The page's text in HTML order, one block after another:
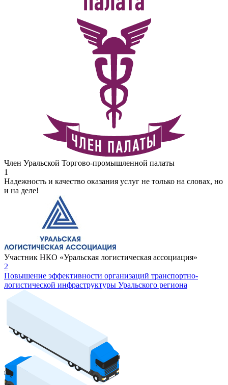
Член Уральской Торгово-промышленной палаты
1
Надежность и качество оказания услуг не только на словах, но
и на деле!
Участник НКО «Уральская логистическая ассоциация»
2
Повышение эффективности организаций транспортно-
логистической инфраструктуры Уральского региона